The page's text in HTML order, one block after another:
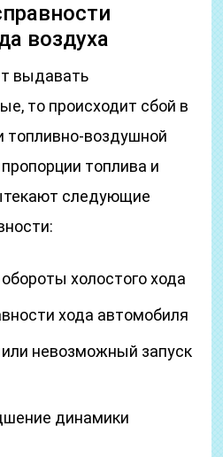
воздуха
выдавать
то происходит сбой в
топливно-воздушной
топлива и
следующие
холостого хода
хода автомобиля
невозможный запуск
динамики